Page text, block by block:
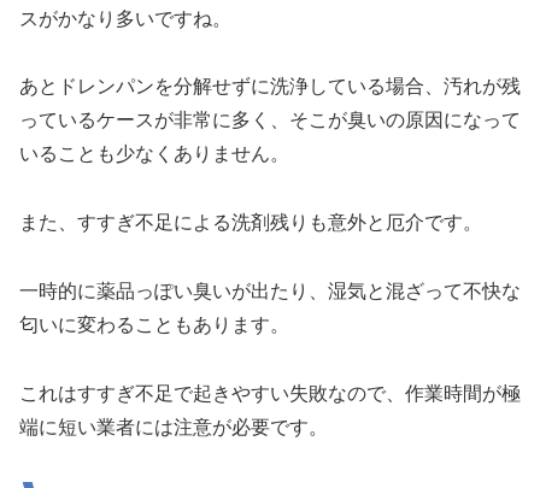
スがかなり多いですね。
あとドレンパンを分解せずに洗浄している場合、汚れが残
っているケースが非常に多く、そこが臭いの原因になって
いることも少なくありません。
また、すすぎ不足による洗剤残りも意外と厄介です。
一時的に薬品っぽい臭いが出たり、湿気と混ざって不快な
匂いに変わることもあります。
これはすすぎ不足で起きやすい失敗なので、作業時間が極
端に短い業者には注意が必要です。